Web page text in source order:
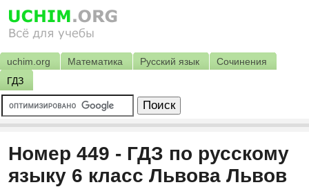
uchim.org Математика Русский язык
Сочинения
ГДЗ
Номер 449 - ГДЗ по русскому
языку 6 класс Львова Львов